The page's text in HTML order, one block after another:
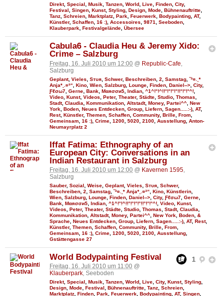
Direkt, Special , Musik, Tanzen, World, Live, Finden, City,
Festival , Singen, Kunst, Styling, Design, Mode, Bühnenauftritte,
Tanz, Schreien, Marktplatz, Park, Feuerwerk, Bodypainting, AT,
Künstler, Schaffen, 16 :), Accessoires, 9871, Seeboden,
Klauberpark, Festivalgelände, Übersee
Cabula6 - Claudia Heu & Jeremy Xido:
Crime – Salzburg
Freitag, 16. Juli 2010 um 12:00 @ Republic-Cafe
Salzburg
Geplant, Vieles Sтυя Schwer, Beschreiben 2 Samstag ˜ª¤.¸*
Anja*¸.¤ª“ Kino Wien Salzburg Lounge Finden Daniel--> City,
Ƒℓσω7 Gerne Bank Мαяσσи5 Indian ^1^!°!^!!°!°!°!°!!°!°!°^!
Video Kunst, Videos Peter, Theater, Städte Studio Thomas
Stadt, Claudia Kommunikation Altstadt, Money, Partei^^ New
York Boden Neues Entdecken Group Liefern Sagen.....:-) AT,
Rest, Künstler, Themen Schaffen Community, Brille From
Gemeinsam 16 :) Crime 1200 5020 2100 Ausstellung Anton-
Neumayrplatz 2
Iffat Fatima: Ethnography of an
European City: Conversations in an
Indian Restaurant in Salzburg
Freitag, 16. Juli 2010 um 12:00 @ Kavernen 1595,
Salzburg
Sauber, Sozial Weise Geplant, Vieles Sтυя Schwer,
Beschreiben 2 Samstag ˜ª¤.¸* Anja*¸.¤ª“ Kino Künstlerin
Wien Salzburg Lounge Finden Daniel--> City, Ƒℓσω7 Gerne
Bank Мαяσσи5 Indian ^1^!°!^!!°!°!°!°!!°!°!°^! Video Kunst,
Videos
Peter, Theater, Städte Studio Thomas Stadt, Claudia
Kommunikation Altstadt, Money, Partei^^ New York Boden &
Sprache Neues Entdecken Group Liefern Sagen.....:-) AT, Rest,
Künstler, Themen Schaffen Community, Brille From
Gemeinsam 16 :) Crime 1200 5020 2100 Ausstellung
Gstättengasse 27
1
World Bodypainting Festival
Freitag, 16. Juli 2010 um 11:00 @
Klauberpark, Seeboden
Direkt, Special , Musik, Tanzen, World, Live, City, Kunst, Styling,
Design, Mode, Festival , Bühnenauftritte, Tanz, Schreien,
Marktplatz, Finden, Park, Feuerwerk, Bodypainting, AT, Singen,